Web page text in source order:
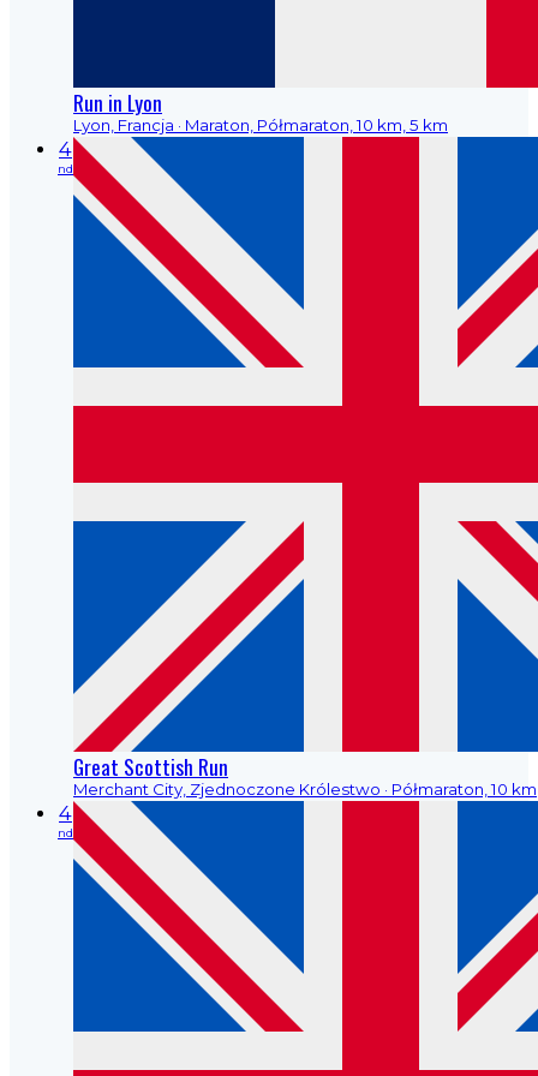
Run in Lyon
Lyon, Francja · Maraton, Półmaraton, 10 km, 5 km
4
nd
Great Scottish Run
Merchant City, Zjednoczone Królestwo · Półmaraton, 10 km
4
nd